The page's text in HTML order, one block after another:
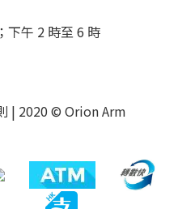
下午 2 時至 6 時
| 2020 © Orion Arm